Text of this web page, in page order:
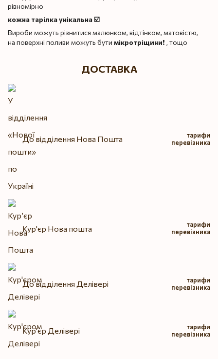
рівномірно
кожна тарілка унікальна ☑️
Вироби можуть різнитися малюнком, відтінком, матовістю,
на поверхні поливи можуть бути мікротріщини❗️ , тощо
ДОСТАВКА
До відділення Нова Пошта
тарифи
перевізника
Кур'єр Нова пошта
тарифи
перевізника
До відділення Делівері
тарифи
перевізника
Кур'єр Делівері
тарифи
перевізника